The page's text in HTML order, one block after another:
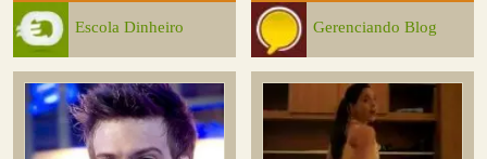
Escola Dinheiro Gerenciando Blog